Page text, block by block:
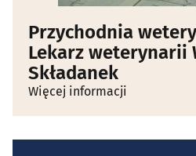
Przychodnia
Lekarz weterynarii
Składanek
Więcej informacji